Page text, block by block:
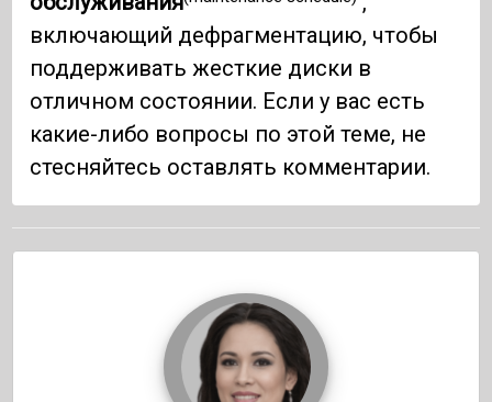
включающий дефрагментацию, чтобы
поддерживать жесткие диски в
отличном состоянии. Если у вас есть
какие-либо вопросы по этой теме, не
стесняйтесь оставлять комментарии.